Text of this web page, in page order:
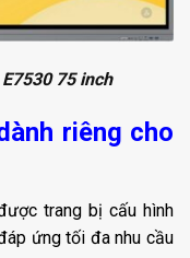
75 inch
riêng cho
trang bị cấu hình
ứng tối đa nhu cầu